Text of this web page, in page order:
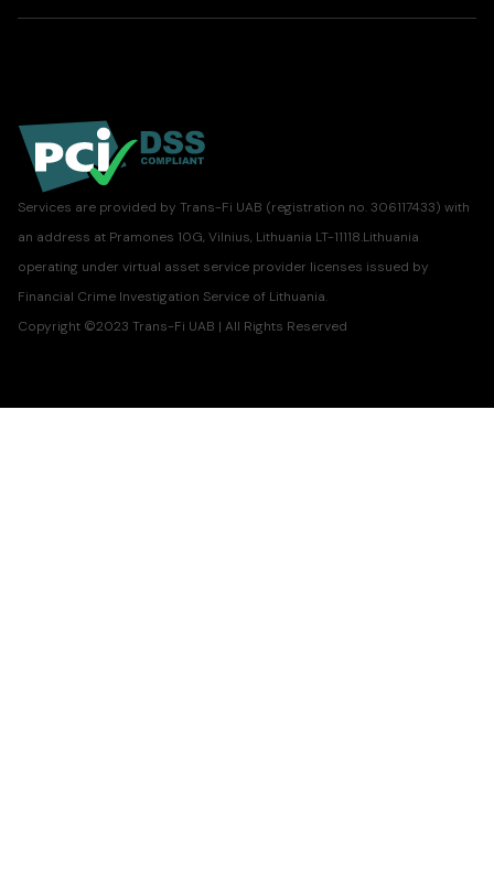
Services are provided by Trans-Fi UAB (registration no. 306117433) with
an address at Pramones 10G, Vilnius, Lithuania LT-11118.Lithuania
operating under virtual asset service provider licenses issued by
Financial Crime Investigation Service of Lithuania.
Copyright ©2023 Trans-Fi UAB | All Rights Reserved